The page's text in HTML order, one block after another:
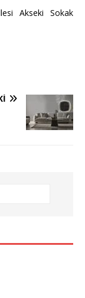
Akseki Sokak